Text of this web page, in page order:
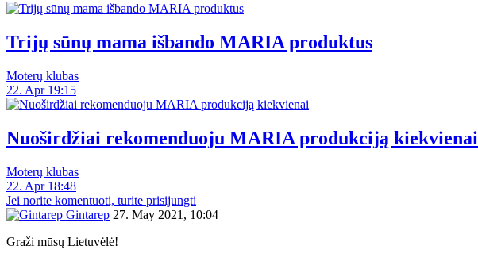
Trijų sūnų mama išbando MARIA produktus
Moterų klubas
22. Apr 19:15
Nuoširdžiai rekomenduoju MARIA produkciją kiekvienai
Moterų klubas
22. Apr 18:48
Jei norite komentuoti, turite prisijungti
Gintarep 27. May 2021, 10:04
Graži mūsų Lietuvėlė!